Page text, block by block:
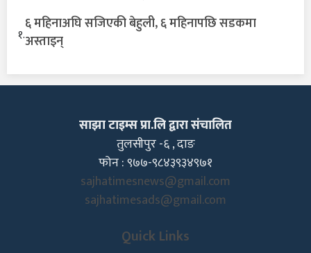
१.
६ महिनाअघि सजिएकी बेहुली, ६ महिनापछि सडकमा
अस्ताइन्
साझा टाइम्स प्रा.लि द्वारा संचालित
तुलसीपुर -६ , दाङ
फोन : ९७७-९८४३९३४९७१
sajhatimesnews@gmail.com
sajhatimesads@gmail.com
Quick Links